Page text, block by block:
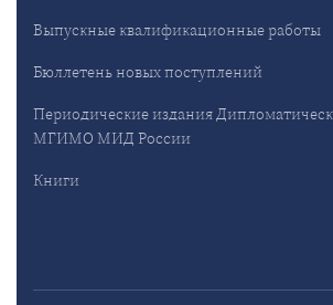
Выпускные квалификационные работы
Бюллетень новых поступлений
Периодические издания
МГИМО МИД России
Книги